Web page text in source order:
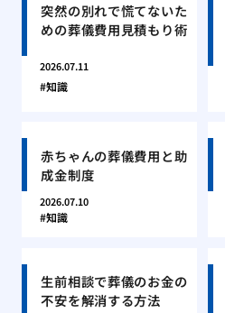
突然の別れで慌てないた
めの葬儀費用見積もり術
2026.07.11
知識
赤ちゃんの葬儀費用と助
成金制度
2026.07.10
知識
生前相談で葬儀のお金の
不安を解消する方法